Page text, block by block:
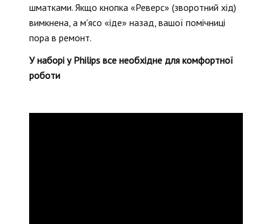
шматками. Якщо кнопка «Реверс» (зворотний хід)
вимкнена, а м'ясо «іде» назад, вашої помічниці
пора в ремонт.
У наборі у Philips все необхідне для комфортної
роботи